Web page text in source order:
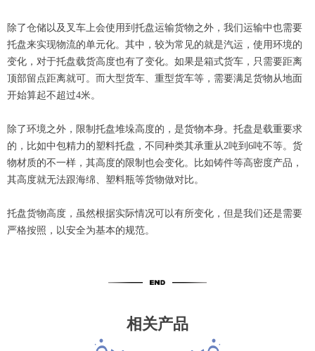
除了仓储以及叉车上会使用到托盘运输货物之外，我们运输中也需要
托盘来实现物流的单元化。其中，较为常见的就是汽运，使用环境的
变化，对于托盘载货高度也有了变化。如果是箱式货车，只需要距离
顶部留点距离就可。而大型货车、重型货车等，需要满足货物从地面
开始算起不超过4米。
除了环境之外，限制托盘堆垛高度的，是货物本身。托盘是载重要求
的，比如中包精力的塑料托盘，不同种类其承重从2吨到6吨不等。货
物材质的不一样，其高度的限制也会变化。比如铸件等高密度产品，
其高度就无法跟海绵、塑料瓶等货物做对比。
托盘货物高度，虽然根据实际情况可以有所变化，但是我们还是需要
严格按照，以安全为基本的规范。
相关产品